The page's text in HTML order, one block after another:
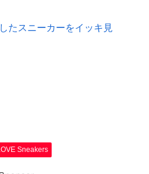
たスニーカーをイッキ見
Sneakers